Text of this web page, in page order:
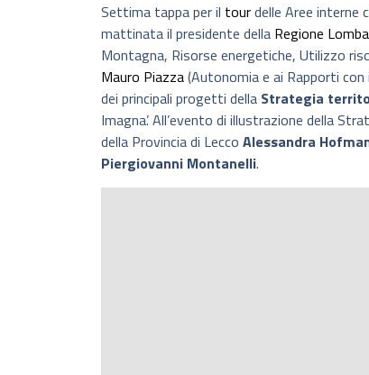
Settima tappa per il tourdelle Aree interne
mattinata il presidente della Regione
Montagna, Risorse energetiche, Utilizzo
Mauro Piazza(Autonomia e ai Rapporti
dei principali progetti della Strategia
Imagna’. All’evento di illustrazione della
della Provincia di Lecco Alessandra
Piergiovanni Montanelli.